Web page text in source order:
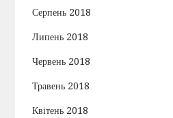
Серпень 2018
Липень 2018
Червень 2018
Травень 2018
Квітень 2018